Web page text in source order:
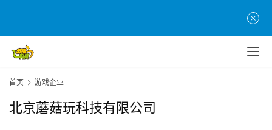
游
茶
创
游
首页 游戏企业
北京蘑菇玩科技有限公司